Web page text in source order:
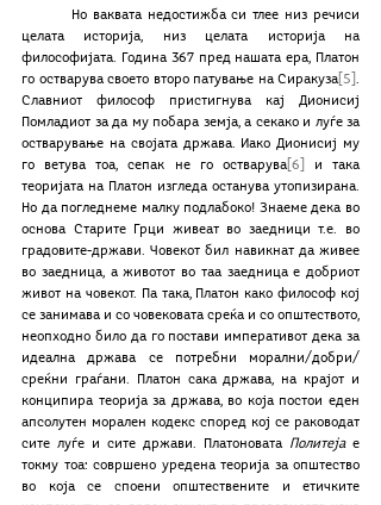
целата историја, низ целата историја на
философијата. Година 367 пред нашата ера, Платон
го остварува своето второ патување на Сиракуза [5] .
Славниот философ пристигнува кај Дионисиј
Помладиот за да му побара земја, а секако и луѓе за
остварување на својата држава. Иако Дионисиј му
го ветува тоа, сепак не го остварува[6]
и така
теоријата на Платон изгледа останува утопизирана.
Но да погледнеме малку подлабоко! Знаеме дека во
основа Старите Грци живеат во заедници т.е. во
градовите-држави. Човекот бил навикнат да живее
во заедница, а животот во таа заедница е добриот
живот на човекот. Па така, Платон како философ кој
се занимава и со човековата среќа и со општеството,
неопходно било да го постави императивот дека за
идеална држава се потребни морални/добри/
среќни граѓани. Платон сака држава, на крајот и
конципира теорија за држава, во која постои еден
апсолутен морален кодекс според кој се раководат
сите луѓе и сите држави. Платоновата Политеја е
токму тоа: совршено уредена теорија за општество
во која се споени општествените и етичките